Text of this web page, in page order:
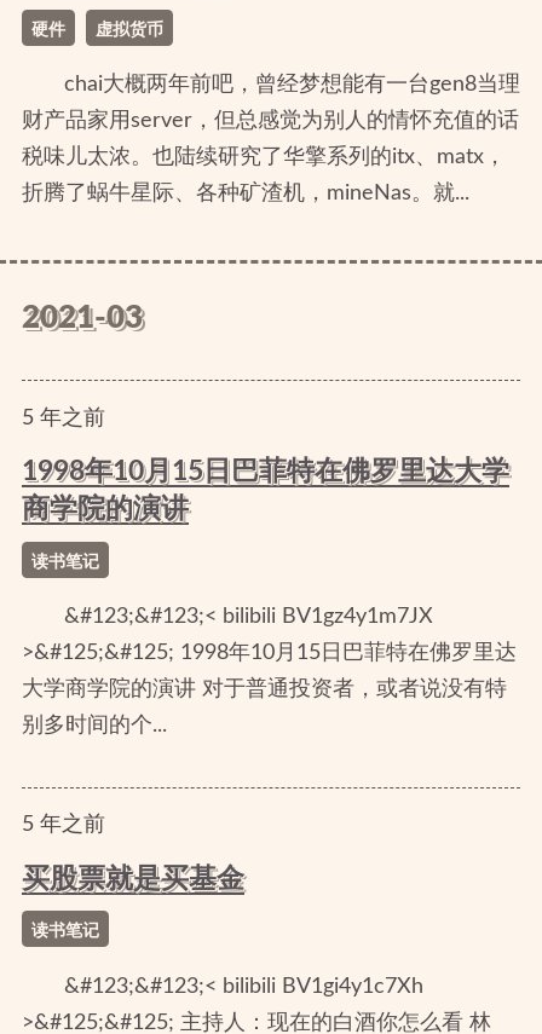
硬件 虚拟货币
chai大概两年前吧，曾经梦想能有一台gen8当理
财产品家用server，但总感觉为别人的情怀充值的话
税味儿太浓。也陆续研究了华擎系列的itx、matx，
折腾了蜗牛星际、各种矿渣机，mineNas。就...
2021-03
5年之前
1998年10月15日巴菲特在佛罗里达大学
商学院的演讲
读书笔记
&#123;&#123;< bilibili BV1gz4y1m7JX
>&#125;&#125; 1998年10月15日巴菲特在佛罗里达
大学商学院的演讲 对于普通投资者，或者说没有特
别多时间的个...
5年之前
买股票就是买基金
读书笔记
&#123;&#123;< bilibili BV1gi4y1c7Xh
>&#125;&#125; 主持人：现在的白酒你怎么看 林